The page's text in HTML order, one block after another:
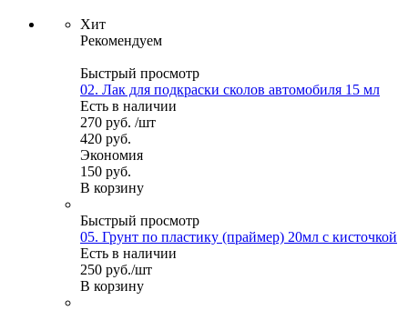
Хит
Рекомендуем
Быстрый просмотр
02. Лак для подкраски сколов автомобиля 15 мл
Есть в наличии
270 руб. /шт
420 руб.
Экономия
150 руб.
В корзину
Быстрый просмотр
05. Грунт по пластику (праймер) 20мл с кисточкой
Есть в наличии
250 руб./шт
В корзину